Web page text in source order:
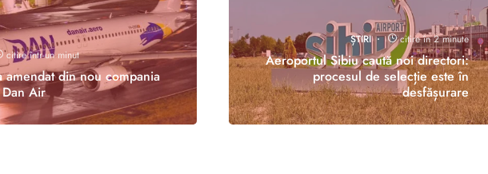
citire într-un minut
amendat din nou compania
Air
ȘTIRI citire în 2 minute
Aeroportul Sibiu caută noi directori:
procesul de selecție este în
desfășurare